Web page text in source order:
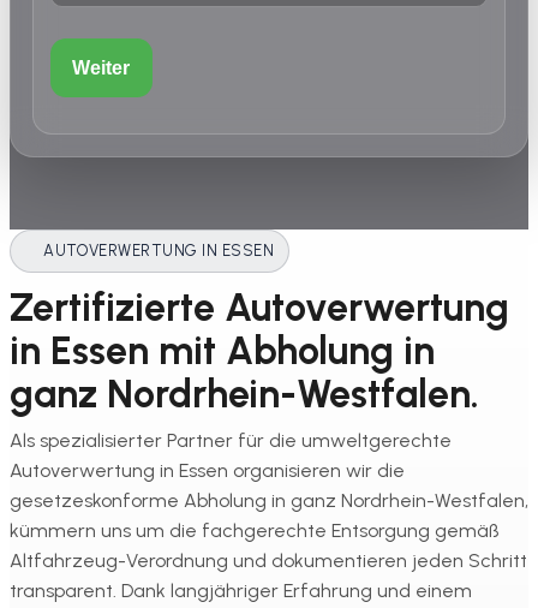
Weiter
AUTOVERWERTUNG IN ESSEN
Zertifizierte Autoverwertung
in Essen mit Abholung in
ganz Nordrhein-Westfalen.
Als spezialisierter Partner für die umweltgerechte
Autoverwertung in Essen organisieren wir die
gesetzeskonforme Abholung in ganz Nordrhein-Westfalen,
kümmern uns um die fachgerechte Entsorgung gemäß
Altfahrzeug-Verordnung und dokumentieren jeden Schritt
transparent. Dank langjähriger Erfahrung und einem